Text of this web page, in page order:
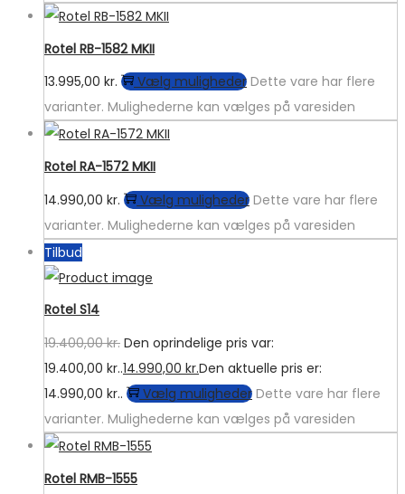
Rotel RB-1582 MKII
13.995,00 kr. Vælg muligheder Dette vare har flere
varianter. Mulighederne kan vælges på varesiden
Rotel RA-1572 MKII
14.990,00 kr. Vælg muligheder Dette vare har flere
varianter. Mulighederne kan vælges på varesiden
Tilbud
Rotel S14
19.400,00kr. Den oprindelige pris var:
19.400,00 kr..14.990,00 kr.Den aktuelle pris er:
14.990,00 kr..
Vælg muligheder Dette vare har flere
varianter. Mulighederne kan vælges på varesiden
Rotel RMB-1555